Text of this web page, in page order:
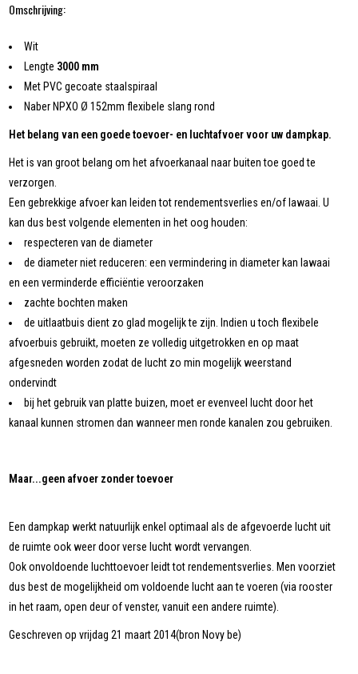
Omschrijving:
Wit
Lengte 3000 mm
Met PVC gecoate staalspiraal
Naber NPXO Ø 152mm flexibele slang rond
Het belang van een goede toevoer- en luchtafvoer voor uw dampkap.
Het is van groot belang om het afvoerkanaal naar buiten toe goed te
verzorgen.
Een gebrekkige afvoer kan leiden tot rendementsverlies en/of lawaai. U
kan dus best volgende elementen in het oog houden:
respecteren van de diameter
de diameter niet reduceren: een vermindering in diameter kan lawaai
en een verminderde efficiëntie veroorzaken
zachte bochten maken
de uitlaatbuis dient zo glad mogelijk te zijn. Indien u toch flexibele
afvoerbuis gebruikt, moeten ze volledig uitgetrokken en op maat
afgesneden worden zodat de lucht zo min mogelijk weerstand
ondervindt
bij het gebruik van platte buizen, moet er evenveel lucht door het
kanaal kunnen stromen dan wanneer men ronde kanalen zou gebruiken.
Maar...geen afvoer zonder toevoer
Een dampkap werkt natuurlijk enkel optimaal als de afgevoerde lucht uit
de ruimte ook weer door verse lucht wordt vervangen.
Ook onvoldoende luchttoevoer leidt tot rendementsverlies. Men voorziet
dus best de mogelijkheid om voldoende lucht aan te voeren (via rooster
in het raam, open deur of venster, vanuit een andere ruimte).
Geschreven op vrijdag 21 maart 2014(bron Novy be)